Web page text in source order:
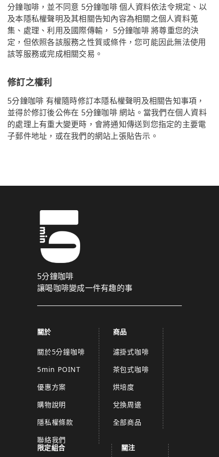
分鐘咖啡，並不同意 5分鐘咖啡 個人資料依法令規定、以
及本隱私權聲明及其相關告知內容為相關之個人資料蒐
集、處理、利用及國際傳輸， 5分鐘咖啡 將尊重您的決
定，但依照各該服務之性質或條件，您可能因此無法使用
該等服務或完成相關交易。
修訂之權利
5分鐘咖啡 有權隨時修訂本隱私權聲明及相關告知事項，
並得於修訂後公佈在 5分鐘咖啡 網站。當我們在個人資料
的處理上有重大變更時，會將通知傳送到您指定的主要電
子郵件地址，或在我們的網站上張貼告示。
5分鐘咖啡
讓喝咖啡變成一件有趣的事
關於
關於5分鐘咖啡
5min POINT
優惠方案
購物說明
隱私權條款
聯絡我們
商品
濾掛式咖啡
茶包式咖啡
烘培度
兌換周邊
全部商品
限定組合 關注